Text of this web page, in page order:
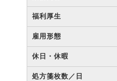
福利厚生
雇用形態
休日・休暇
処方箋枚数／日